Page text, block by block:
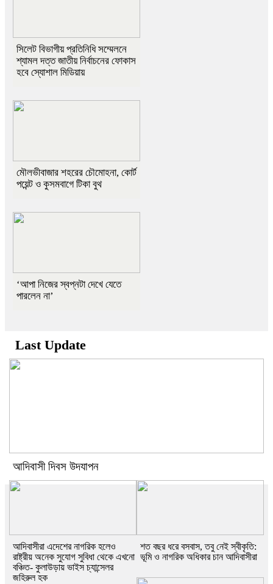
সিলেট বিভাগীয় প্রতিনিধি সম্মেলনে
শ্যামল দত্ত জাতীয় নির্বাচনের ফোকাস
হবে স্যোশাল মিডিয়ায়
মৌলভীবাজার শহরের চৌমোহনা, কোর্ট
পয়েন্ট ও কুসমবাগে টিকা বুথ
‘আপা নিজের স্বপ্নটা দেখে যেতে
পারলেন না’
Last Update
আদিবাসী দিবস উদযাপন
আদিবাসীরা এদেশের নাগরিক হলেও
রাষ্ট্রীয় অনেক সুযোগ সুবিধা থেকে এখনো
বঞ্চিত- কুলাউড়ায় ভাইস চ্যান্সেলর
জহিরুল হক
শত বছর ধরে বসবাস, তবু নেই স্বীকৃতি:
ভূমি ও নাগরিক অধিকার চান আদিবাসীরা